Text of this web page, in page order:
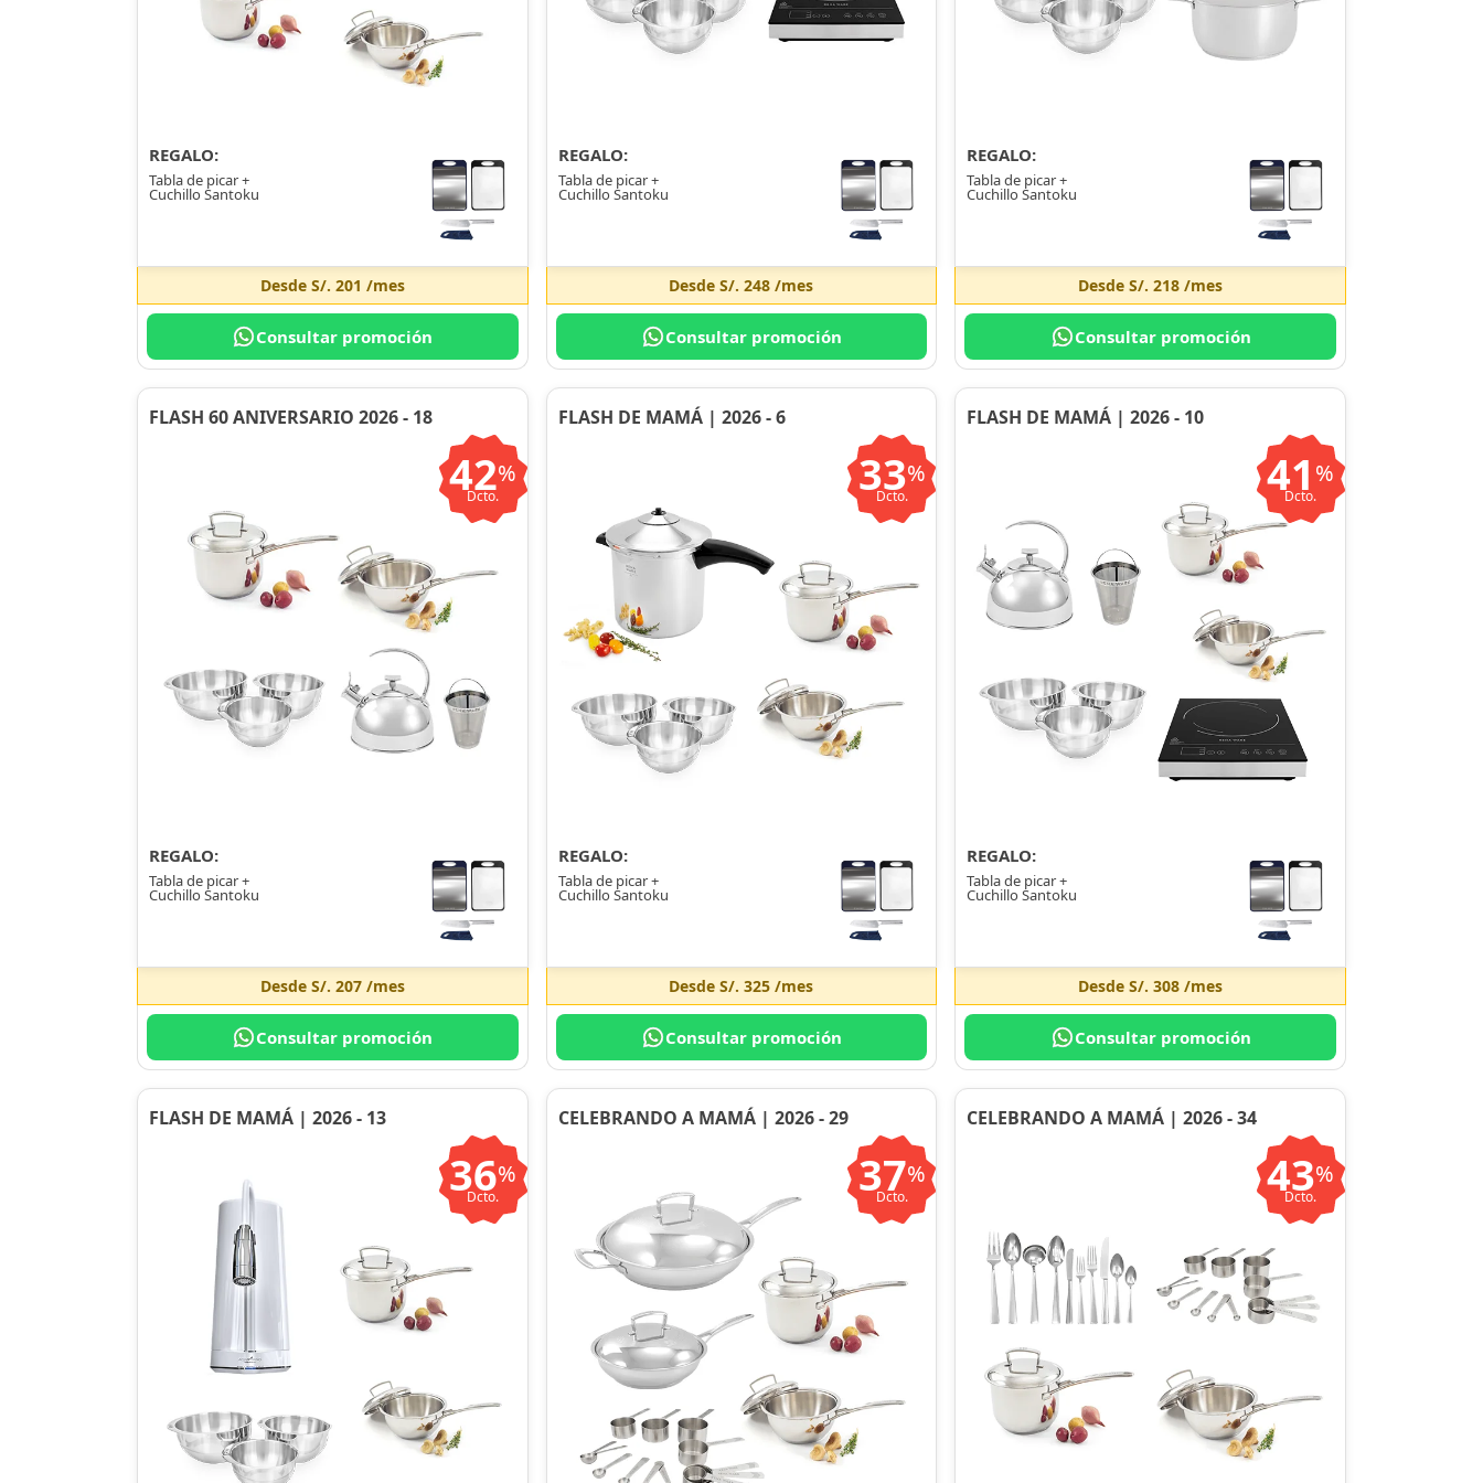
REGALO:
Tabla de picar +
Cuchillo Santoku
Desde S/. 201 /mes
Consultar promoción
REGALO:
Tabla de picar +
Cuchillo Santoku
DesdeS/. 248 /mes
Consultar promoción
REGALO:
Tabla de picar +
Cuchillo Santoku
DesdeS/. 218 /mes
Consultar promoción
FLASH 60 ANIVERSARIO 2026 - 18
42%
Dcto.
REGALO:
Tabla de picar +
Cuchillo Santoku
Desde S/. 207/mes
Consultar promoción
FLASH DE MAMÁ | 2026 - 6
33%
Dcto.
REGALO:
Tabla de picar +
Cuchillo Santoku
DesdeS/. 325 /mes
Consultar promoción
FLASH DE MAMÁ | 2026 - 10
41 %
Dcto.
REGALO:
Tabla de picar +
Cuchillo Santoku
DesdeS/. 308 /mes
Consultar promoción
FLASH DE MAMÁ | 2026 - 13
36%
Dcto.
CELEBRANDO A MAMÁ | 2026 - 29
37%
Dcto.
CELEBRANDO A MAMÁ | 2026 - 34
43%
Dcto.